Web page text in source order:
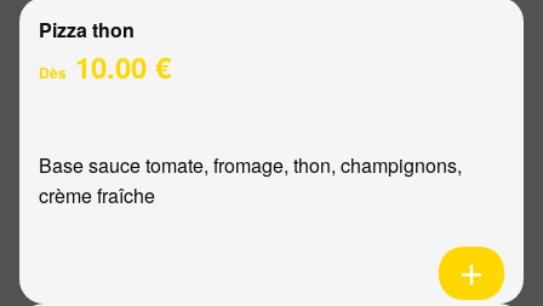
Pizza thon
Dès 10.00 €
Base sauce tomate, fromage, thon, champignons,
crème fraîche